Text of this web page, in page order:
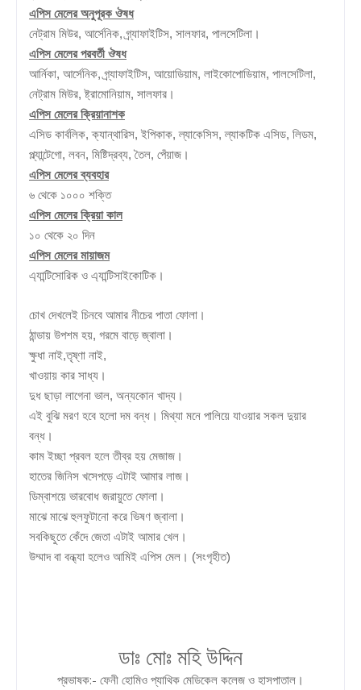
এপিস মেলের অনুপূরক ঔষধ
নেট্রাম মিউর, আর্সেনিক, গ্র্যাফাইটিস, সালফার, পালসেটিলা।
এপিস মেলের পরবর্তী ঔষধ
আর্নিকা, আর্সেনিক, গ্র্যাফাইটিস, আয়োডিয়াম, লাইকোপোডিয়াম, পালসেটিলা,
নেট্রাম মিউর, ষ্ট্রামোনিয়াম, সালফার।
এপিস মেলের ক্রিয়ানাশক
এসিড কার্বলিক, ক্যান্থারিস, ইপিকাক, ল্যাকেসিস, ল্যাকটিক এসিড, লিডম,
প্ল্যান্টেগো, লবন, মিষ্টিদ্রব্য, তৈল, পেঁয়াজ।
এপিস মেলের ব্যবহার
৬ থেকে ১০০০ শক্তি
এপিস মেলের ক্রিয়া কাল
১০ থেকে ২০ দিন
এপিস মেলের মায়াজম
এ্যান্টিসোরিক ও এ্যান্টিসাইকোটিক।
চোখ দেখলেই চিনবে আমার নীচের পাতা ফোলা।
ঠান্ডায় উপশম হয়, গরমে বাড়ে জ্বালা।
ক্ষুধা নাই,তৃষ্ণা নাই,
খাওয়ায় কার সাধ্য।
দুধ ছাড়া লাগেনা ভাল, অন্যকোন খাদ্য।
এই বুঝি মরণ হবে হলো দম বন্ধ। মিথ্যা মনে পালিয়ে যাওয়ার সকল দুয়ার
বন্ধ।
কাম ইচ্ছা প্রবল হলে তীব্র হয় মেজাজ।
হাতের জিনিস খসেপড়ে এটাই আমার লাজ।
ডিম্বাশয়ে ভারবোধ জরায়ুতে ফোলা।
মাঝে মাঝে হুলফুটানো করে ভিষণ জ্বালা।
সবকিছুতে কেঁদে জেতা এটাই আমার খেল।
উম্মাদ বা বন্ধ্যা হলেও আমিই এপিস মেল। (সংগৃহীত)
ডাঃ মোঃ মহি উদ্দিন
প্রভাষক:- ফেনী হোমিও প্যাথিক মেডিকেল কলেজ ও হাসপাতাল।